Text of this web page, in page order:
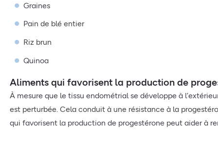
Graines
Pain de blé entier
Riz brun
Quinoa
Aliments qui favorisent la production de
À mesure que le tissu endométrial se développe à
est perturbée. Cela conduit à une résistance à la
qui favorisent la production de progestérone peut aider à